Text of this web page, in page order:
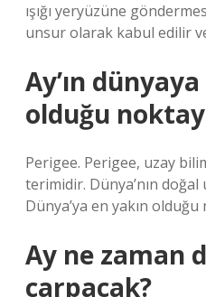
ışığı yeryüzüne
unsur olarak kabul edilir
Ay’ın
olduğu
Perigee. Perigee, uzay
terimidir. Dünya’nın doğal
Dünya’ya en yakın
Ay ne zaman
çarpacak?